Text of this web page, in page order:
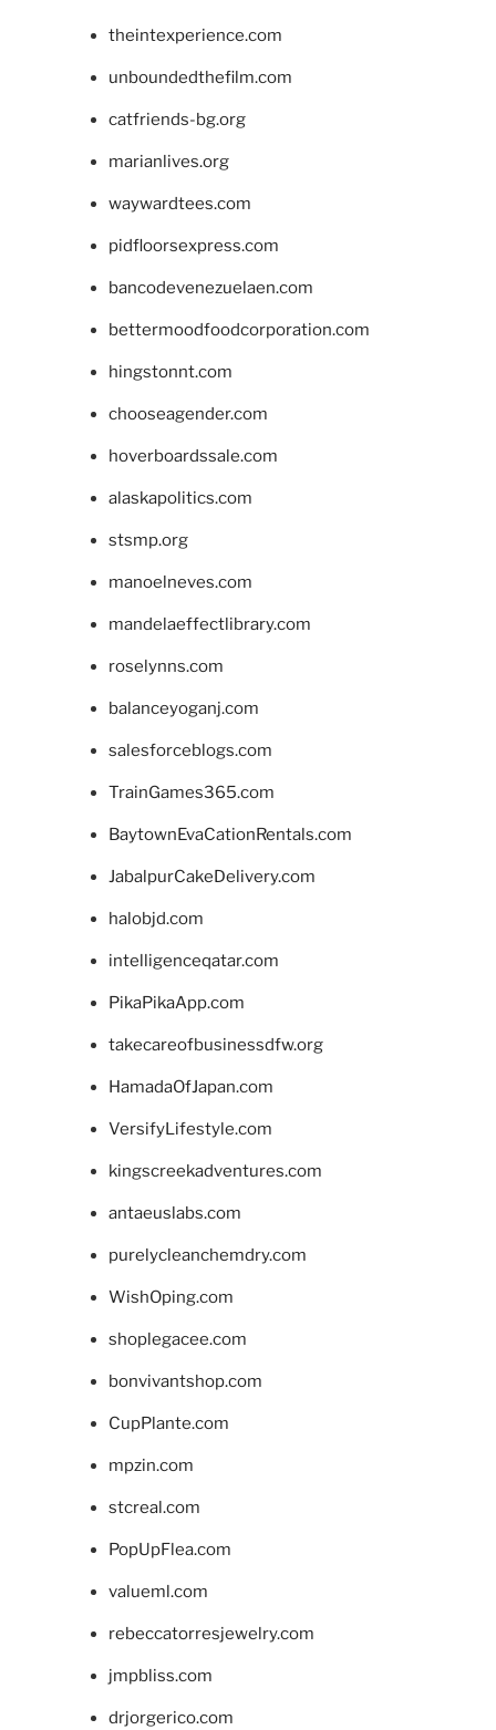
theintexperience.com
unboundedthefilm.com
catfriends-bg.org
marianlives.org
waywardtees.com
pidfloorsexpress.com
bancodevenezuelaen.com
bettermoodfoodcorporation.com
hingstonnt.com
chooseagender.com
hoverboardssale.com
alaskapolitics.com
stsmp.org
manoelneves.com
mandelaeffectlibrary.com
roselynns.com
balanceyoganj.com
salesforceblogs.com
TrainGames365.com
BaytownEvaCationRentals.com
JabalpurCakeDelivery.com
halobjd.com
intelligenceqatar.com
PikaPikaApp.com
takecareofbusinessdfw.org
HamadaOfJapan.com
VersifyLifestyle.com
kingscreekadventures.com
antaeuslabs.com
purelycleanchemdry.com
WishOping.com
shoplegacee.com
bonvivantshop.com
CupPlante.com
mpzin.com
stcreal.com
PopUpFlea.com
valueml.com
rebeccatorresjewelry.com
jmpbliss.com
drjorgerico.com